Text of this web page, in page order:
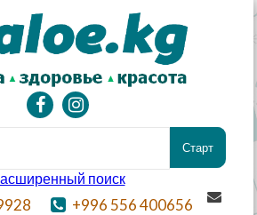
поиск
+996 556 400656